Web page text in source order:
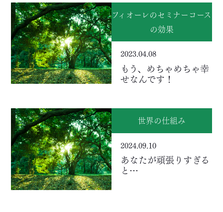
フィオーレのセミナーコース
の効果
2023.04.08
もう、めちゃめちゃ幸
せなんです！
世界の仕組み
2024.09.10
あなたが頑張りすぎる
と…